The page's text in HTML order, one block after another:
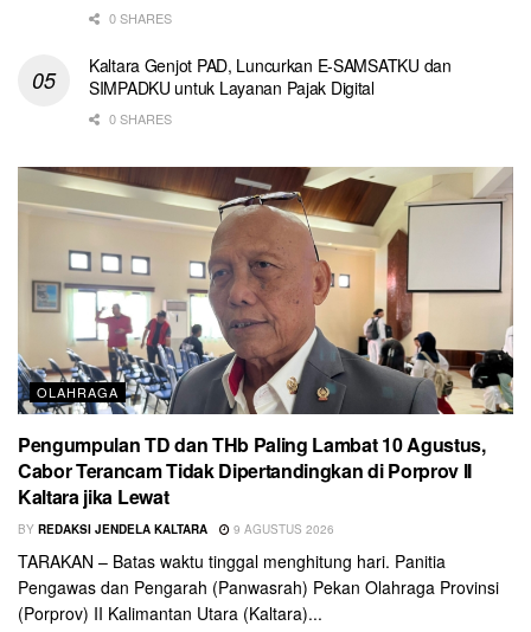
0 SHARES
Kaltara Genjot PAD, Luncurkan E-SAMSATKU dan
SIMPADKU untuk Layanan Pajak Digital
0 SHARES
OLAHRAGA
Pengumpulan TD dan THb Paling Lambat 10 Agustus,
Cabor Terancam Tidak Dipertandingkan di Porprov II
Kaltara jika Lewat
BY REDAKSI JENDELA KALTARA 9 AGUSTUS 2026
TARAKAN – Batas waktu tinggal menghitung hari. Panitia
Pengawas dan Pengarah (Panwasrah) Pekan Olahraga Provinsi
(Porprov) II Kalimantan Utara (Kaltara)...